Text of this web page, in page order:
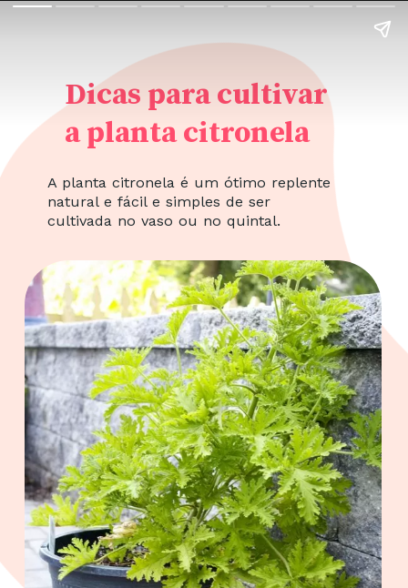
A planta citronela é um ótimo replente
natural e fácil e simples de ser
cultivada no vaso ou no quintal.
Dicas para cultivar
a planta citronela